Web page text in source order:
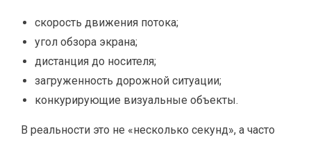
скорость движения потока;
угол обзора экрана;
дистанция до носителя;
загруженность дорожной ситуации;
конкурирующие визуальные объекты.
В реальности это не «несколько секунд», а часто